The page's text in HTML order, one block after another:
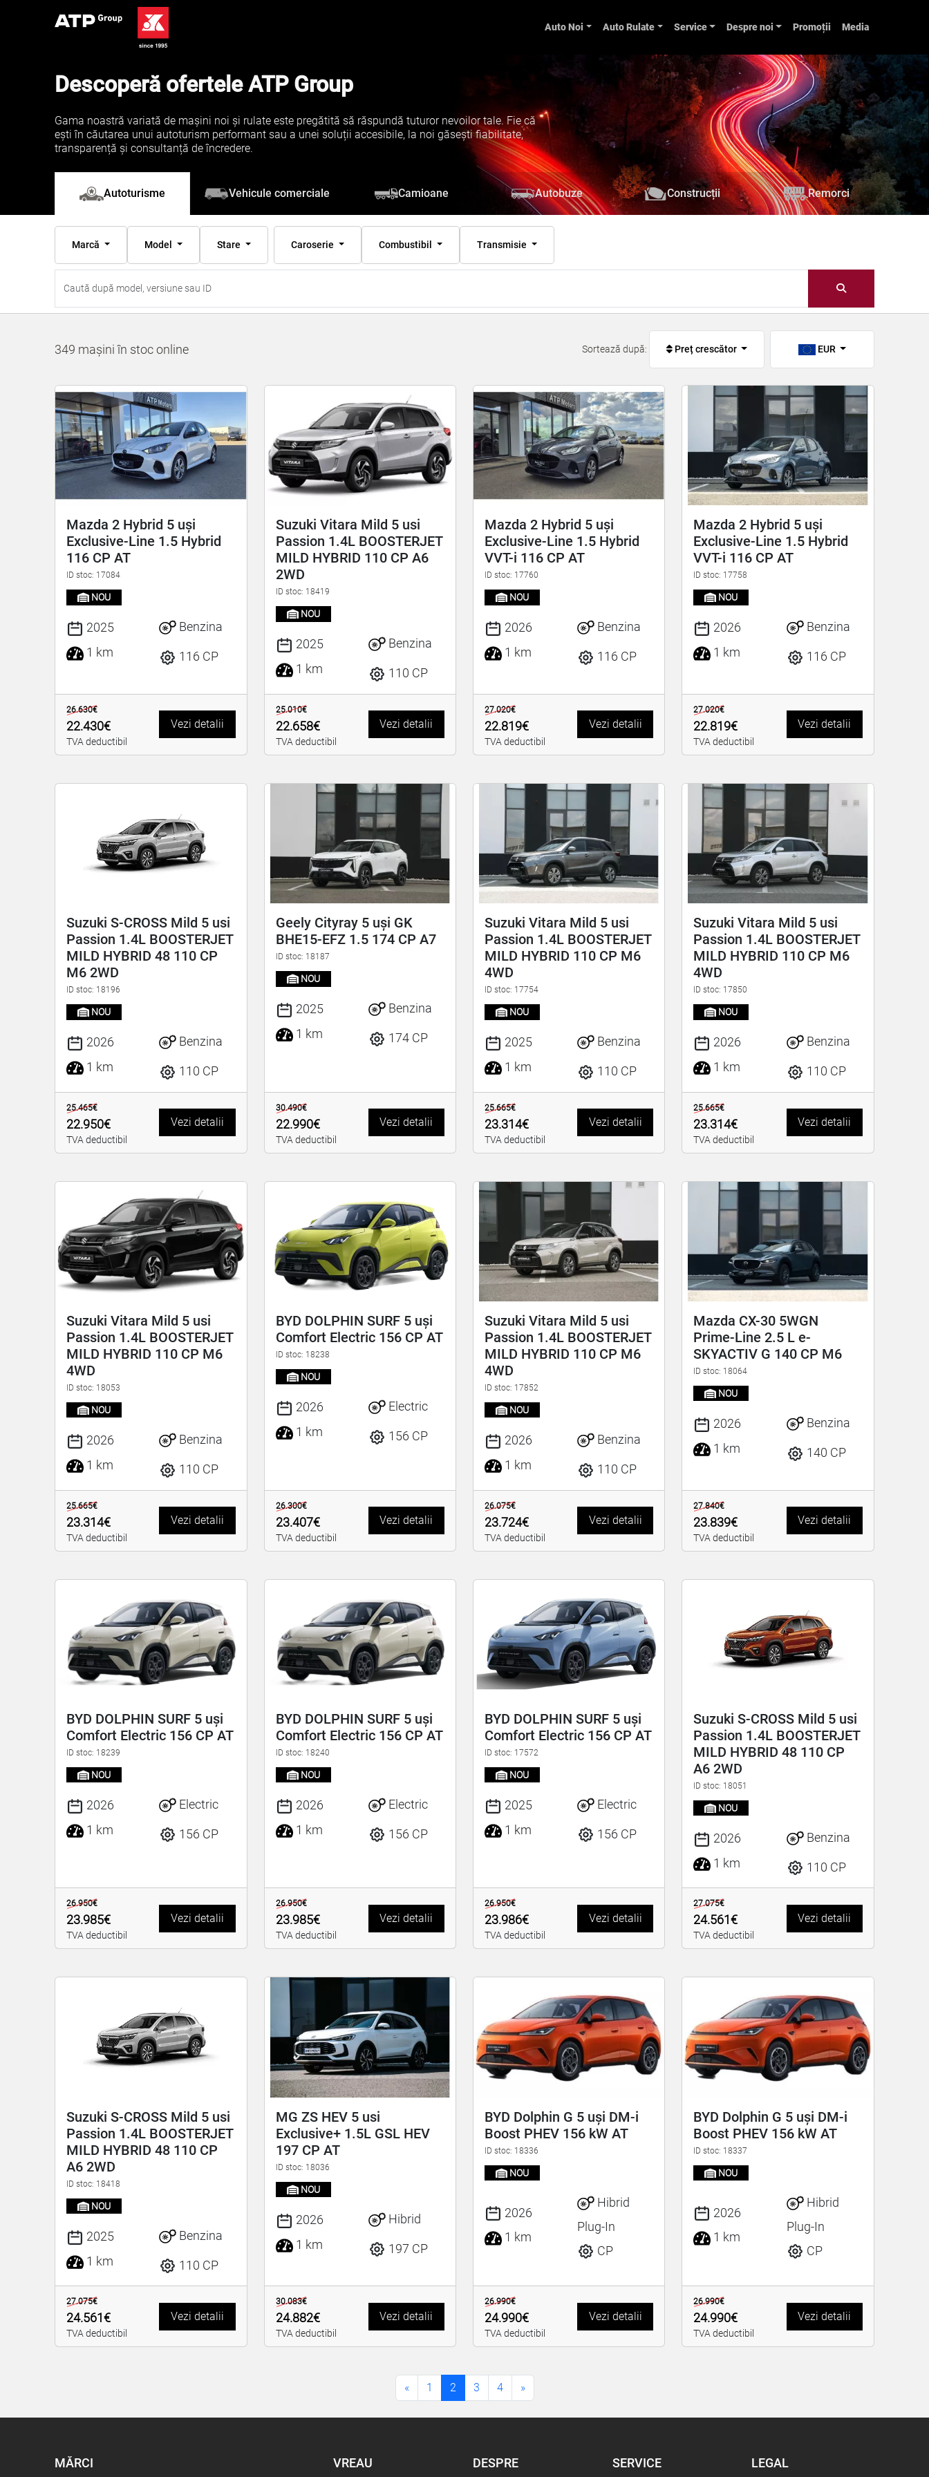
Auto Noi Auto Rulate Service Despre noi Promoții Media
Descoperă ofertele ATP Group
Gama noastră variată de mașini noi și rulate este pregătită să răspundă tuturor nevoilor tale. Fie că
ești în căutarea unui autoturism performant sau a unei soluții accesibile, la noi găsești fiabilitate,
transparență și consultanță de încredere.
Autoturisme Vehicule comerciale Camioane Autobuze Construcții Remorci
Marcă Model Stare Caroserie Combustibil Transmisie
349 mașini în stoc online Sortează după: Preț crescător EUR
Mazda 2 Hybrid 5 uși
Exclusive-Line 1.5 Hybrid
116 CP AT
ID stoc: 17084
NOU
2025
1 km
Benzina
116 CP
26.630€
22.430€
TVA deductibil
Vezi detalii
Suzuki Vitara Mild 5 usi
Passion 1.4L BOOSTERJET
MILD HYBRID 110 CP A6
2WD
ID stoc: 18419
NOU
2025
1 km
Benzina
110 CP
25.010€
22.658€
TVA deductibil
Vezi detalii
Mazda 2 Hybrid 5 uși
Exclusive-Line 1.5 Hybrid
VVT-i 116 CP AT
ID stoc: 17760
NOU
2026
1 km
Benzina
116 CP
27.020€
22.819€
TVA deductibil
Vezi detalii
Mazda 2 Hybrid 5 uși
Exclusive-Line 1.5 Hybrid
VVT-i 116 CP AT
ID stoc: 17758
NOU
2026
1 km
Benzina
116 CP
27.020€
22.819€
TVA deductibil
Vezi detalii
Suzuki S-CROSS Mild 5 usi
Passion 1.4L BOOSTERJET
MILD HYBRID 48 110 CP
M6 2WD
ID stoc: 18196
NOU
2026
1 km
Benzina
110 CP
25.465€
22.950€
TVA deductibil
Vezi detalii
Geely Cityray 5 uși GK
BHE15-EFZ 1.5 174 CP A7
ID stoc: 18187
NOU
2025
1 km
Benzina
174 CP
30.490€
22.990€
TVA deductibil
Vezi detalii
Suzuki Vitara Mild 5 usi
Passion 1.4L BOOSTERJET
MILD HYBRID 110 CP M6
4WD
ID stoc: 17754
NOU
2025
1 km
Benzina
110 CP
25.665€
23.314€
TVA deductibil
Vezi detalii
Suzuki Vitara Mild 5 usi
Passion 1.4L BOOSTERJET
MILD HYBRID 110 CP M6
4WD
ID stoc: 17850
NOU
2026
1 km
Benzina
110 CP
25.665€
23.314€
TVA deductibil
Vezi detalii
Suzuki Vitara Mild 5 usi
Passion 1.4L BOOSTERJET
MILD HYBRID 110 CP M6
4WD
ID stoc: 18053
NOU
2026
1 km
Benzina
110 CP
25.665€
23.314€
TVA deductibil
Vezi detalii
BYD DOLPHIN SURF 5 uși
Comfort Electric 156 CP AT
ID stoc: 18238
NOU
2026
1 km
Electric
156 CP
26.300€
23.407€
TVA deductibil
Vezi detalii
Suzuki Vitara Mild 5 usi
Passion 1.4L BOOSTERJET
MILD HYBRID 110 CP M6
4WD
ID stoc: 17852
NOU
2026
1 km
Benzina
110 CP
26.075€
23.724€
TVA deductibil
Vezi detalii
Mazda CX-30 5WGN
Prime-Line 2.5 L e-
SKYACTIV G 140 CP M6
ID stoc: 18064
NOU
2026
1 km
Benzina
140 CP
27.840€
23.839€
TVA deductibil
Vezi detalii
BYD DOLPHIN SURF 5 uși
Comfort Electric 156 CP AT
ID stoc: 18239
NOU
2026
1 km
Electric
156 CP
26.950€
23.985€
TVA deductibil
Vezi detalii
BYD DOLPHIN SURF 5 uși
Comfort Electric 156 CP AT
ID stoc: 18240
NOU
2026
1 km
Electric
156 CP
26.950€
23.985€
TVA deductibil
Vezi detalii
BYD DOLPHIN SURF 5 uși
Comfort Electric 156 CP AT
ID stoc: 17572
NOU
2025
1 km
Electric
156 CP
26.950€
23.986€
TVA deductibil
Vezi detalii
Suzuki S-CROSS Mild 5 usi
Passion 1.4L BOOSTERJET
MILD HYBRID 48 110 CP
A6 2WD
ID stoc: 18051
NOU
2026
1 km
Benzina
110 CP
27.075€
24.561€
TVA deductibil
Vezi detalii
Suzuki S-CROSS Mild 5 usi
Passion 1.4L BOOSTERJET
MILD HYBRID 48 110 CP
A6 2WD
ID stoc: 18418
NOU
2025
1 km
Benzina
110 CP
27.075€
24.561€
TVA deductibil
Vezi detalii
MG ZS HEV 5 usi
Exclusive+ 1.5L GSL HEV
197 CP AT
ID stoc: 18036
NOU
2026
1 km
Hibrid
197 CP
30.083€
24.882€
TVA deductibil
Vezi detalii
BYD Dolphin G 5 uși DM-i
Boost PHEV 156 kW AT
ID stoc: 18336
NOU
2026
1 km
Hibrid
Plug-In
CP
26.990€
24.990€
TVA deductibil
Vezi detalii
BYD Dolphin G 5 uși DM-i
Boost PHEV 156 kW AT
ID stoc: 18337
NOU
2026
1 km
Hibrid
Plug-In
CP
26.990€
24.990€
TVA deductibil
Vezi detalii
« 1 2 3 4 »
MĂRCI VREAU DESPRE SERVICE LEGAL